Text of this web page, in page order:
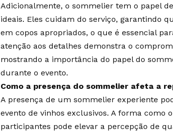
Adicionalmente, o sommelier tem o papel
ideais. Eles cuidam do serviço, garantindo
em copos apropriados, o que é essencial
atenção aos detalhes demonstra o
mostrando a importância do papel do
durante o evento.
Como a presença do sommelier afeta a
A presença de um sommelier experiente
evento de vinhos exclusivos. A forma como
participantes pode elevar a percepção de